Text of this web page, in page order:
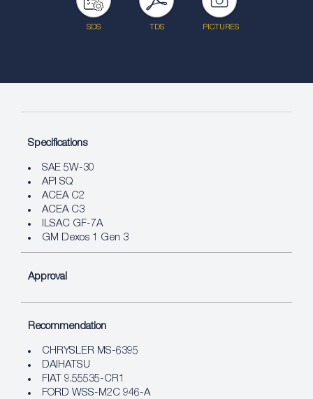
SDS TDS PICTURES
Specifications
SAE 5W-30
API SQ
ACEA C2
ACEA C3
ILSAC GF-7A
GM Dexos 1 Gen 3
Approval
Recommendation
CHRYSLER MS-6395
DAIHATSU
FIAT 9.55535-CR1
FORD WSS-M2C 946-A